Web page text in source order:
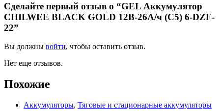
Сделайте первый отзыв о “GEL Аккумулятор
CHILWEE BLACK GOLD 12В-26А/ч (С5) 6-DZF-
22”
Вы должны войти, чтобы оставить отзыв.
Нет еще отзывов.
Похожие
Аккумуляторы, Тяговые и стационарные аккумуляторы